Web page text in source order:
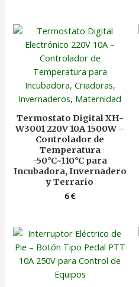
Termostato Digital XH-
W3001 220V 10A 1500W –
Controlador de
Temperatura
-50°C~110°C para
Incubadora, Invernadero
y Terrario
6€